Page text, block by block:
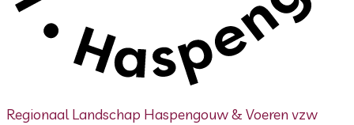
Regionaal Landschap Haspengouw & Voeren vzw